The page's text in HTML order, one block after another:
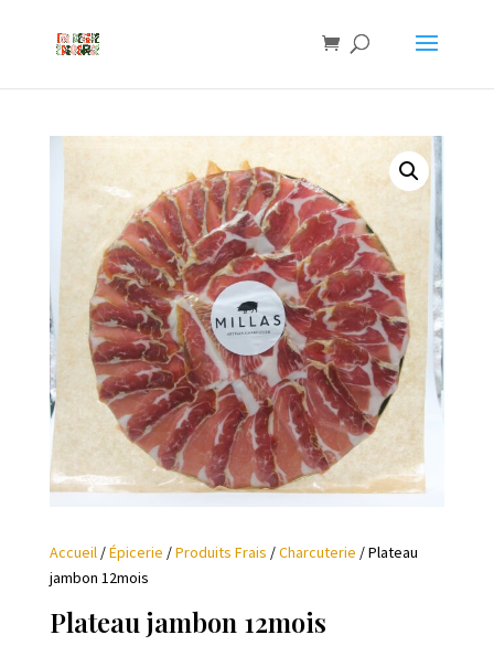
Accueil/Épicerie /Produits Frais /Charcuterie / Plateau
jambon 12mois
Plateau jambon 12mois